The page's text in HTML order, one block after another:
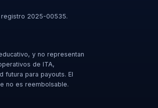
registro 2025-00535.
y no representan
de ITA,
futura para payouts. El
no es reembolsable.